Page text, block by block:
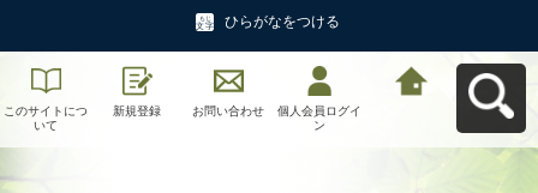
ひらがなをつける
このサイトにつ
いて
新規登録 お問い合わせ
個人会員ログイ
ン